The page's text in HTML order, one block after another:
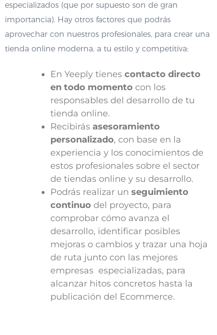
especializados (que por supuesto son de gran
importancia). Hay otros factores que podrás
aprovechar con nuestros profesionales, para crear una
tienda online moderna, a tu estilo y competitiva:
En Yeeply tienes contacto directo
en todo momento con los
responsables del desarrollo de tu
tienda online.
Recibirás asesoramiento
personalizado, con base en la
experiencia y los conocimientos de
estos profesionales sobre el sector
de tiendas online y su desarrollo.
Podrás realizar un seguimiento
continuo del proyecto, para
comprobar cómo avanza el
desarrollo, identificar posibles
mejoras o cambios y trazar una hoja
de ruta junto con las mejores
empresas especializadas, para
alcanzar hitos concretos hasta la
publicación del Ecommerce.